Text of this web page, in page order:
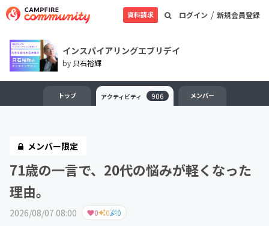
ログイン / 新規会員登録
資料請求
インスパイアリングエブリデイ
by 只石裕輝
トップ アクティビティ 906 メンバー
メンバー限定
71歳の一言で、20代の悩みが軽くなった
理由。
2026/08/07 08:00 0 0 0